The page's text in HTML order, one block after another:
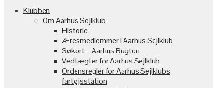
Klubben
Om Aarhus Sejlklub
Historie
Æresmedlemmer i Aarhus Sejlklub
Søkort – Aarhus Bugten
Vedtægter for Aarhus Sejlklub
Ordensregler for Aarhus Sejlklubs
fartøjsstation